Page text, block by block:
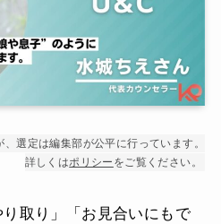
選定は編集部が公平に行っています。
詳しくはポリシー をご覧ください。
り取り」「お見合いにもで